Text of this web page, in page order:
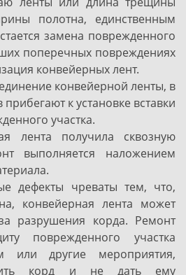
полотна, единственным
замена поврежденного
поперечных повреждениях
конвейерных лент.
конвейерной ленты, в
к установке вставки
участка.
лента получила сквозную
выполняется наложением
дефекты чреваты тем, что,
конвейерная лента может
разрушения корда. Ремонт
поврежденного участка
или другие мероприятия,
корд и не дать ему